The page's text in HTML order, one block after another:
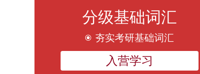
分级基础词汇
夯实考研基础词汇
入营学习